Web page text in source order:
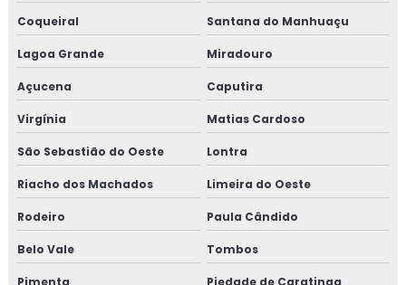
Coqueiral Santana do Manhuaçu
Lagoa Grande Miradouro
Açucena Caputira
Virgínia Matias Cardoso
São Sebastião do Oeste Lontra
Riacho dos Machados Limeira do Oeste
Rodeiro Paula Cândido
Belo Vale Tombos
Pimenta Piedade de Caratinga